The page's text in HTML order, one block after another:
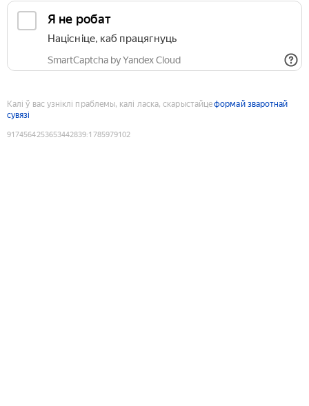
Я не робат
Націсніце, каб працягнуць
SmartCaptcha by Yandex Cloud
Калі ў вас узніклі праблемы, калі ласка, скарыстайцеформай зваротнай
сувязі
9174564253653442839:1785979102